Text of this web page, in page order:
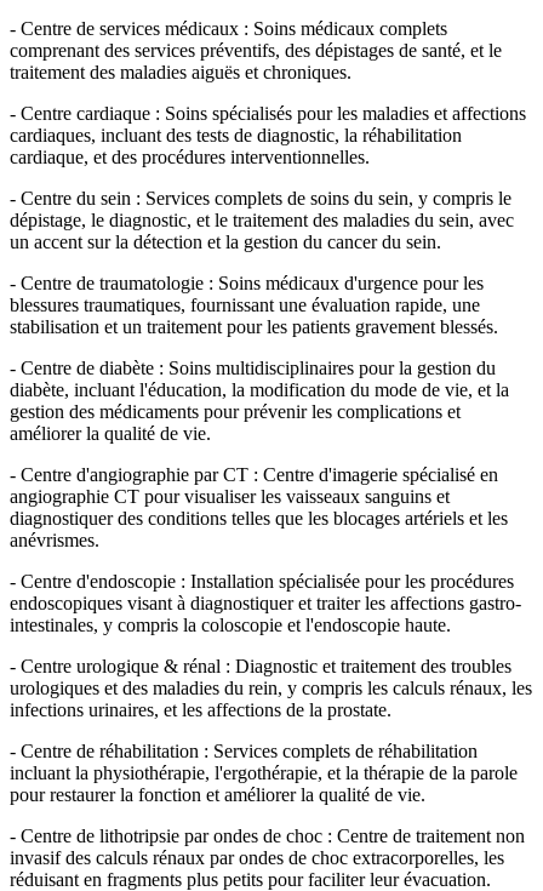
- Centre de services médicaux : Soins médicaux complets
comprenant des services préventifs, des dépistages de santé, et le
traitement des maladies aiguës et chroniques.
- Centre cardiaque : Soins spécialisés pour les maladies et affections
cardiaques, incluant des tests de diagnostic, la réhabilitation
cardiaque, et des procédures interventionnelles.
- Centre du sein : Services complets de soins du sein, y compris le
dépistage, le diagnostic, et le traitement des maladies du sein, avec
un accent sur la détection et la gestion du cancer du sein.
- Centre de traumatologie : Soins médicaux d'urgence pour les
blessures traumatiques, fournissant une évaluation rapide, une
stabilisation et un traitement pour les patients gravement blessés.
- Centre de diabète : Soins multidisciplinaires pour la gestion du
diabète, incluant l'éducation, la modification du mode de vie, et la
gestion des médicaments pour prévenir les complications et
améliorer la qualité de vie.
- Centre d'angiographie par CT : Centre d'imagerie spécialisé en
angiographie CT pour visualiser les vaisseaux sanguins et
diagnostiquer des conditions telles que les blocages artériels et les
anévrismes.
- Centre d'endoscopie : Installation spécialisée pour les procédures
endoscopiques visant à diagnostiquer et traiter les affections gastro-
intestinales, y compris la coloscopie et l'endoscopie haute.
- Centre urologique & rénal : Diagnostic et traitement des troubles
urologiques et des maladies du rein, y compris les calculs rénaux, les
infections urinaires, et les affections de la prostate.
- Centre de réhabilitation : Services complets de réhabilitation
incluant la physiothérapie, l'ergothérapie, et la thérapie de la parole
pour restaurer la fonction et améliorer la qualité de vie.
- Centre de lithotripsie par ondes de choc : Centre de traitement non
invasif des calculs rénaux par ondes de choc extracorporelles, les
réduisant en fragments plus petits pour faciliter leur évacuation.